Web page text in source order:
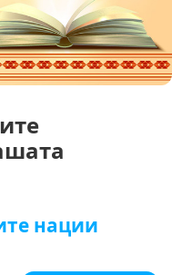
нации